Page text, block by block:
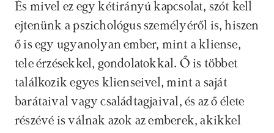
És mivel ez egy kétirányú kapcsolat, szót kell
ejtenünk a pszichológus személyéről is, hiszen
ő is egy ugyanolyan ember, mint a kliense,
tele érzésekkel, gondolatokkal. Ő is többet
találkozik egyes klienseivel, mint a saját
barátaival vagy családtagjaival, és az ő élete
részévé is válnak azok az emberek, akikkel